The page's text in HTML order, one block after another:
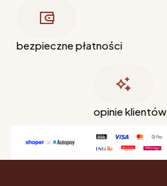
bezpieczne płatności
opinie klientów